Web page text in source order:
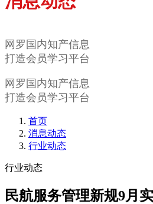
网罗国内知产信息
打造会员学习平台
网罗国内知产信息
打造会员学习平台
首页
消息动态
行业动态
行业动态
民航服务管理新规9月